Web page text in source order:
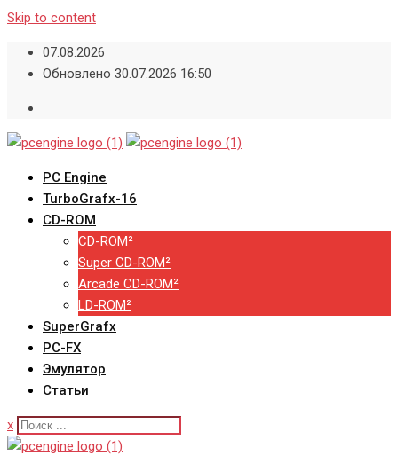
Skip to content
07.08.2026
Обновлено 30.07.2026 16:50
PC Engine
TurboGrafx-16
CD-ROM
CD-ROM²
Super CD-ROM²
Arcade CD-ROM²
LD-ROM²
SuperGrafx
PC-FX
Эмулятор
Статьи
x